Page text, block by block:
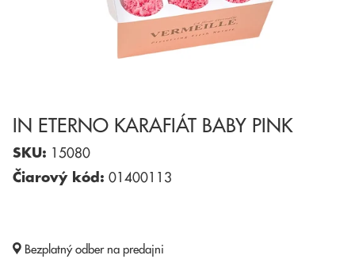
IN ETERNO KARAFIÁT BABY PINK
SKU: 15080
Čiarový kód: 01400113
Bezplatný odber na predajni